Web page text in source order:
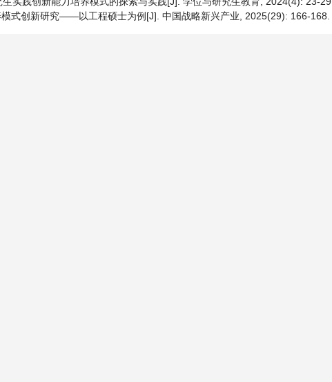
式创新研究——以工程硕士为例[J]. 中国战略新兴产业, 2025(29): 166-168.